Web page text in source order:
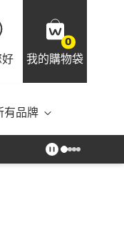
好
0
我的購物袋
有品牌